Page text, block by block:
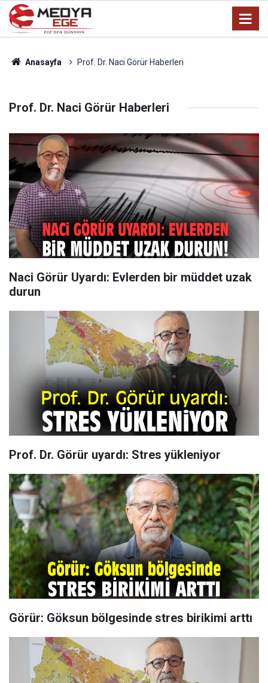
Anasayfa Prof. Dr. Naci Görür Haberleri
Prof. Dr. Naci Görür Haberleri
Naci Görür Uyardı: Evlerden bir müddet uzak
durun
Prof. Dr. Görür uyardı: Stres yükleniyor
Görür: Göksun bölgesinde stres birikimi arttı